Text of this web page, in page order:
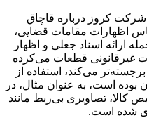
کروز درباره قاچاق
اظهارات مقامات قضایی،
ارائه اسناد جعلی و اظهار
غیرقانونی قطعات می‌کرده
می‌کند، استفاده از
است، به عنوان مثال، در
کالا، تصاویری بی‌ربط مانند
شده است.